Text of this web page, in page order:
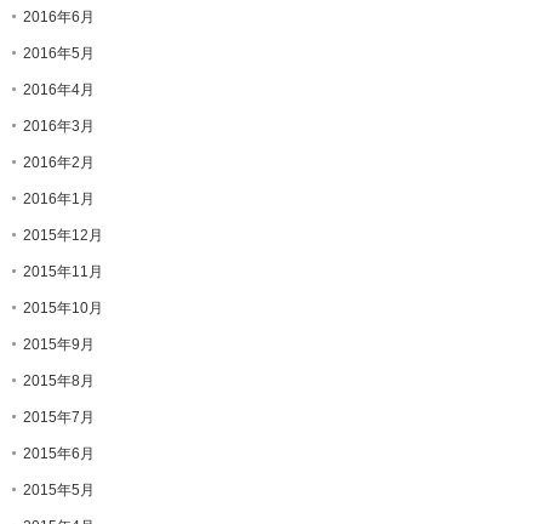
2016年6月
2016年5月
2016年4月
2016年3月
2016年2月
2016年1月
2015年12月
2015年11月
2015年10月
2015年9月
2015年8月
2015年7月
2015年6月
2015年5月